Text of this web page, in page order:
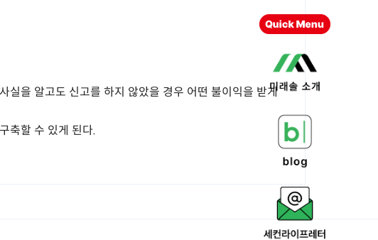
실을 알고도 신고를 하지 않았을 경우 어떤 불이익을 받게
축할 수 있게 된다.